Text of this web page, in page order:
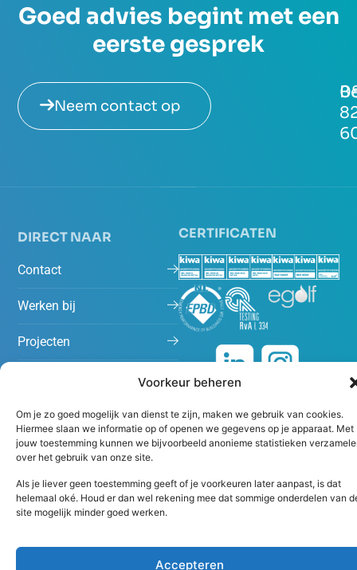
Voorkeur beheren
Om je zo goed mogelijk van dienst te zijn, maken we gebruik van cookies.
Hiermee slaan we informatie op of openen we gegevens op je apparaat. Met
jouw toestemming kunnen we bijvoorbeeld anonieme statistieken
over het gebruik van onze site.
Als je liever geen toestemming geeft of je voorkeuren later aanpast, is dat
helemaal oké. Houd er dan wel rekening mee dat sommige onderdelen van
site mogelijk minder goed werken.
Accepteren
Goed advies begint met een
eerste gesprek
Neem contact op
DIRECT NAAR
Contact
Werken bij
Projecten
CERTIFICATEN